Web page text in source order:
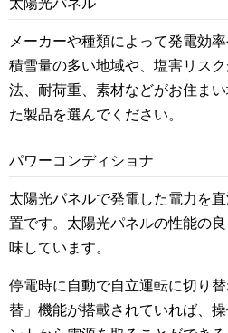
太陽光パネル
メーカーや種類によって発電効
積雪量の多い地域や、塩害リス
法、耐荷重、素材などがお住ま
た製品を選んでください。
パワーコンディショナ
太陽光パネルで発電した電力を
置です。太陽光パネルの性能の
味しています。
停電時に自動で自立運転に切り
替」機能が搭載されていれば、